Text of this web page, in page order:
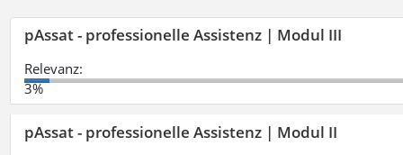
pAssat - professionelle Assistenz | Modul III
Relevanz:
3%
pAssat - professionelle Assistenz | Modul II